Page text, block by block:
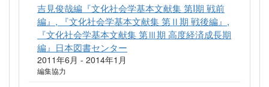
吉見俊哉編『文化社会学基本文献集 第I期 戦前
編』, 『文化社会学基本文献集 第Ⅱ期 戦後編』,
『文化社会学基本文献集 第Ⅲ期 高度経済成長期
編』日本図書センター
2011年6月 - 2014年1月
編集協力